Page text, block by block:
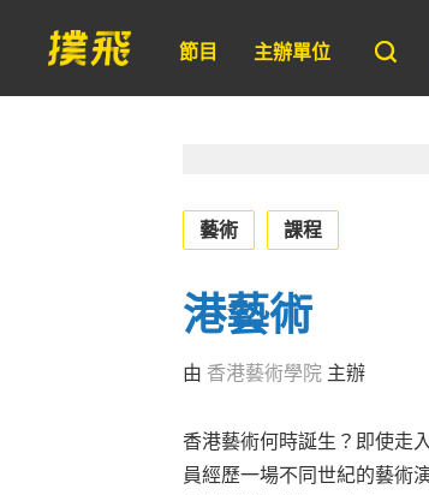
節目 主辦單位
藝術 課程
港藝術
由 香港藝術學院 主辦
香港藝術何時誕生？即使走
員經歷一場不同世紀的藝術